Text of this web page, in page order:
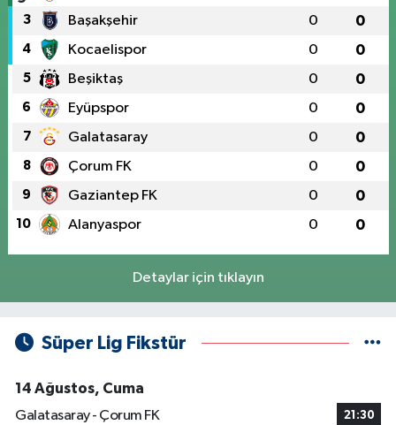
3 Başakşehir 0 0
4 Kocaelispor 0 0
5 Beşiktaş 0 0
6 Eyüpspor 0 0
7 Galatasaray 0 0
8 Çorum FK 0 0
9 Gaziantep FK 0 0
10 Alanyaspor 0 0
Detaylar için tıklayın
Süper Lig Fikstür
14 Ağustos, Cuma
Galatasaray - Çorum FK
21:30